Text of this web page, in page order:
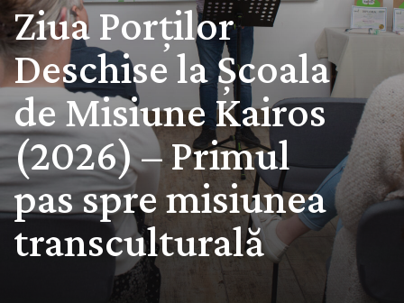
Ziua Porților
Deschise la Școala
de Misiune Kairos
(2026) – Primul
pas spre misiunea
transculturală